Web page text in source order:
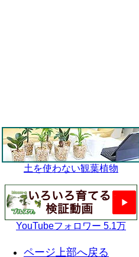
土を使わない観葉植物
YouTubeフォロワー 5.1万
ページ上部へ戻る